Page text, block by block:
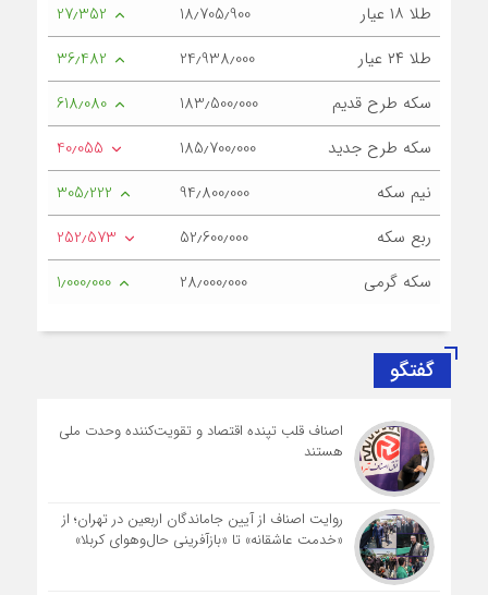
طلا ۱۸ عیار
18٫705٫900
27٫352
طلا ۲۴ عیار
24٫938٫000
36٫482
سکه طرح قدیم
183٫500٫000
618٫080
سکه طرح جدید
185٫700٫000
40٫055
نیم سکه
94٫800٫000
305٫222
ربع سکه
52٫600٫000
252٫573
سکه گرمی
28٫000٫000 1٫000٫000
گفتگو
اصناف قلب تپنده اقتصاد و تقویت‌کننده وحدت ملی
هستند
روایت اصناف از آیین جاماندگان اربعین در تهران؛ از
«خدمت عاشقانه» تا «بازآفرینی حال‌وهوای کربلا»